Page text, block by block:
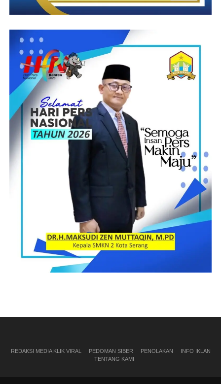
REDAKSI MEDIA KLIK VIRAL PEDOMAN SIBER PENOLAKAN
INFO IKLAN
TENTANG KAMI